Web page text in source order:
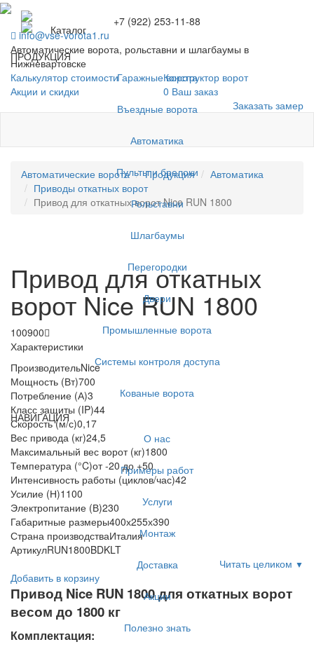
Каталог
ПРОДУКЦИЯ
Гаражные ворота
Въездные ворота
Автоматика
Пульты и брелоки
Рольставни
Шлагбаумы
Перегородки
Двери
Промышленные ворота
Системы контроля доступа
Кованые ворота
НАВИГАЦИЯ
О нас
Примеры работ
Услуги
Монтаж
Доставка
Акции
Полезно знать
+7 (922) 253-11-88
info@vse-vorota1.ru
Автоматические ворота, рольставни и шлагбаумы в
Нижневартовске
Калькулятор стоимости
Конструктор ворот
Акции и скидки
0 Ваш заказ
Заказать замер
Автоматические ворота Продукция
Автоматика
Приводы откатных ворот
Привод для откатных ворот Nice RUN 1800
Привод для откатных
ворот Nice RUN 1800
100900
Характеристики
ПроизводительNice
Мощность (Вт)700
Потребление (А)3
Класс защиты (IP)44
Скорость (м/с)0,17
Вес привода (кг)24,5
Максимальный вес ворот (кг)1800
Температура (°C)от -20 до +50
Интенсивность работы (циклов/час)42
Усилие (Н)1100
Электропитание (В)230
Габаритные размеры400х255х390
Страна производстваИталия
АртикулRUN1800BDKLT
Читать целиком ▼
Добавить в корзину
Привод Nice RUN 1800 для откатных ворот
весом до 1800 кг
Комплектация: